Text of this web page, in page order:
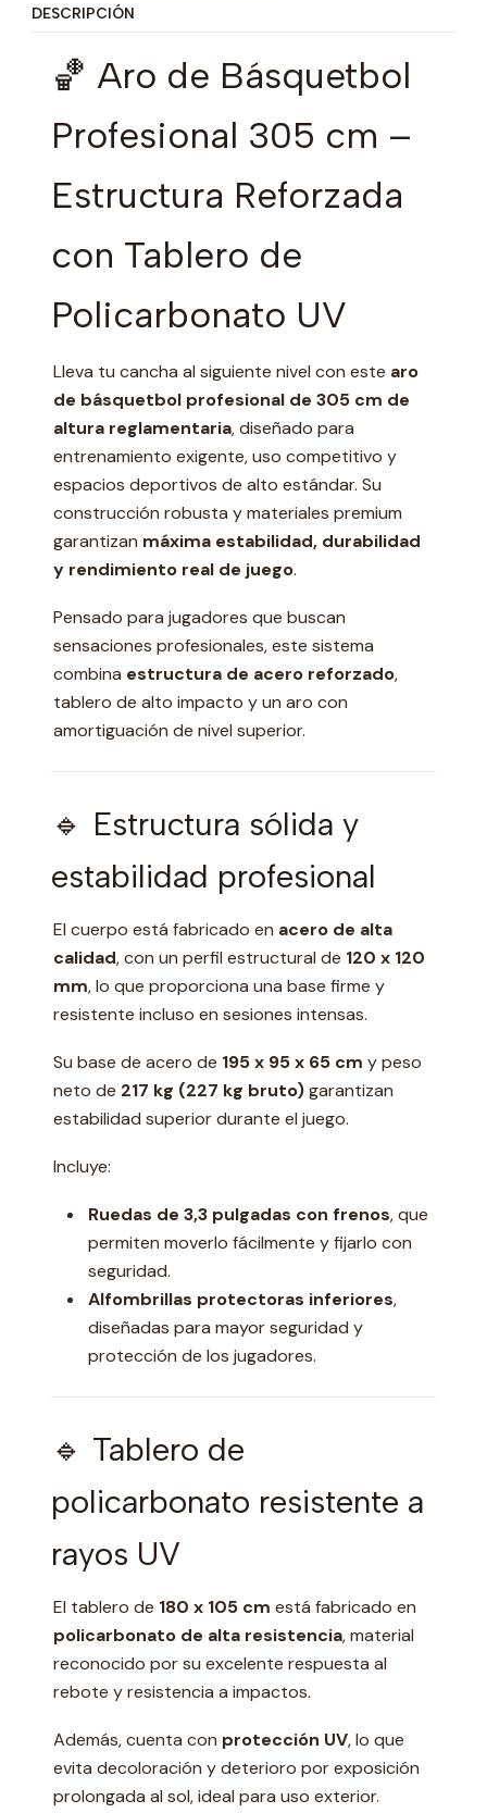
DESCRIPCIÓN
🏀 Aro de Básquetbol
Profesional 305 cm –
Estructura Reforzada
con Tablero de
Policarbonato UV
Lleva tu cancha al siguiente nivel con este aro
de básquetbol profesional de 305 cm de
altura reglamentaria, diseñado para
entrenamiento exigente, uso competitivo y
espacios deportivos de alto estándar. Su
construcción robusta y materiales premium
garantizan máxima estabilidad, durabilidad
y rendimiento real de juego.
Pensado para jugadores que buscan
sensaciones profesionales, este sistema
combina estructura de acero reforzado,
tablero de alto impacto y un aro con
amortiguación de nivel superior.
🔹 Estructura sólida y
estabilidad profesional
El cuerpo está fabricado en acero de alta
calidad, con un perfil estructural de 120 x 120
mm, lo que proporciona una base firme y
resistente incluso en sesiones intensas.
Su base de acero de 195 x 95 x 65 cm y peso
neto de 217 kg (227 kg bruto)garantizan
estabilidad superior durante el juego.
Incluye:
Ruedas de 3,3 pulgadas con frenos, que
permiten moverlo fácilmente y fijarlo con
seguridad.
Alfombrillas protectoras inferiores,
diseñadas para mayor seguridad y
protección de los jugadores.
🔹 Tablero de
policarbonato resistente a
rayos UV
El tablero de 180 x 105 cm está fabricado en
policarbonato de alta resistencia, material
reconocido por su excelente respuesta al
rebote y resistencia a impactos.
Además, cuenta con protección UV, lo que
evita decoloración y deterioro por exposición
prolongada al sol, ideal para uso exterior.